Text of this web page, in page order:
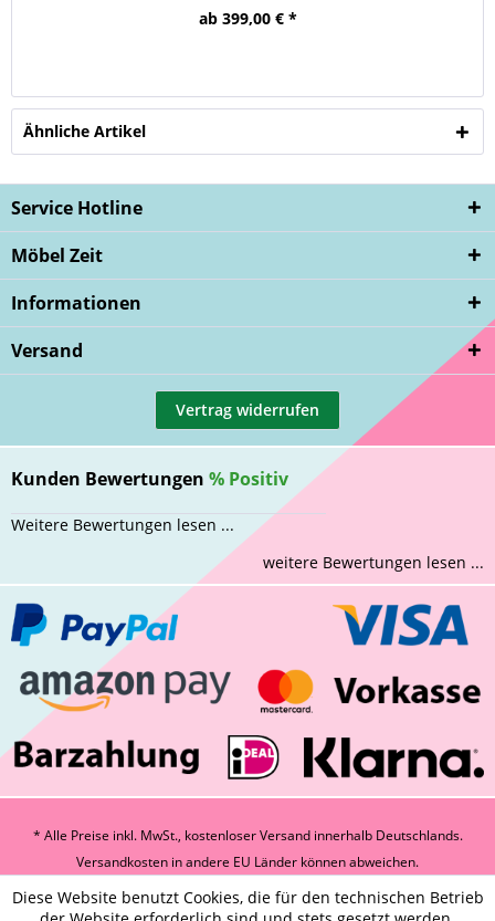
ab 399,00 € *
Ähnliche Artikel
Service Hotline
Möbel Zeit
Informationen
Versand
Vertrag widerrufen
Kunden Bewertungen % Positiv
Weitere Bewertungen lesen ...
weitere Bewertungen lesen ...
* Alle Preise inkl. MwSt., kostenloser Versand innerhalb Deutschlands.
Versandkosten in andere EU Länder können abweichen.
Diese Website benutzt Cookies, die für den technischen Betrieb